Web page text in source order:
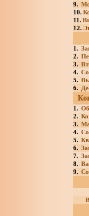
9.
10.
11.
12.
1.
2.
3.
4.
5.
6.
1.
2.
3.
4.
5.
6.
7.
8.
9.